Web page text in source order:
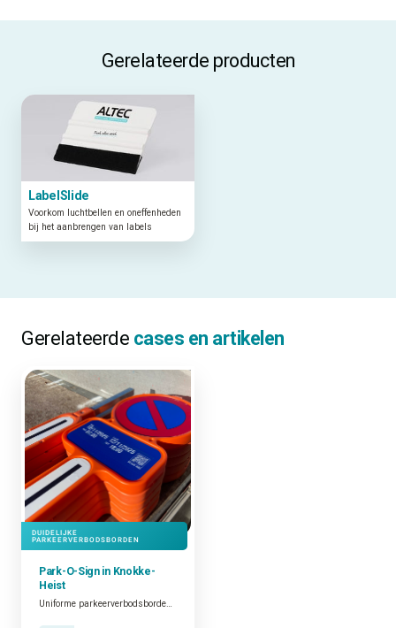
Gerelateerde producten
LabelSlide
Voorkom luchtbellen en oneffenheden
bij het aanbrengen van labels
Gerelateerde cases en artikelen
DUIDELIJKE
PARKEERVERBODSBORDEN
Park-O-Sign in Knokke-
Heist
Uniforme parkeerverbodsborden in Knokke-Heist